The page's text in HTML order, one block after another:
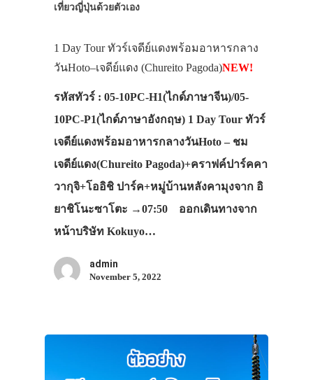
เที่ยวญี่ปุ่นด้วยตัวเอง
1 Day Tour ทัวร์เจดีย์แดงพร้อมอาหารกลาง
วันHoto–เจดีย์แดง (Chureito Pagoda)NEW!
รหัสทัวร์ : 05-10PC-H1(ไกด์ภาษาจีน)/05-
10PC-P1(ไกด์ภาษาอังกฤษ) 1 Day Tour ทัวร์
เจดีย์แดงพร้อมอาหารกลางวันHoto – ชม
เจดีย์แดง(Chureito Pagoda)+คราฟค์ปาร์คคา
วากุจิ+โออิชิ ปาร์ค+หมู่บ้านหลังคามุงจาก อิ
ยาชิโนะซาโตะ →07:50 ออกเดินทางจาก
หน้าบริษัท Kokuyo…
admin
November 5, 2022